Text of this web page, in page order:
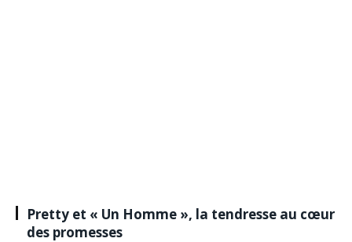
Pretty et « Un Homme », la tendresse au cœur
des promesses